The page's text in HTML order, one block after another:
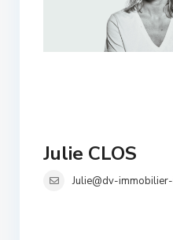
Julie CLOS
Julie@dv-